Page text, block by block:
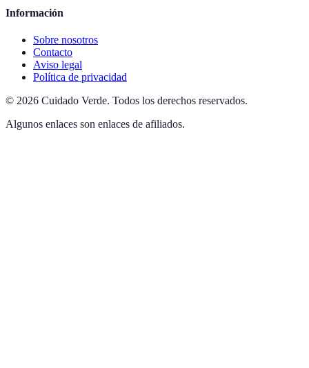
Información
Sobre nosotros
Contacto
Aviso legal
Política de privacidad
© 2026 Cuidado Verde. Todos los derechos reservados.
Algunos enlaces son enlaces de afiliados.